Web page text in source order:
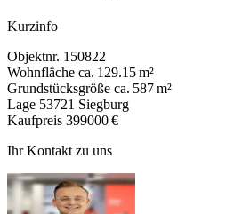
Kurzinfo
Objektnr. 150822
Wohnfläche ca. 129.15 m²
Grundstücksgröße ca. 587 m²
Lage 53721 Siegburg
Kaufpreis 399000 €
Ihr Kontakt zu uns